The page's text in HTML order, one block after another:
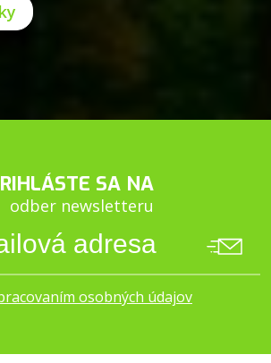
SA NA
odber newsletteru
osobných údajov